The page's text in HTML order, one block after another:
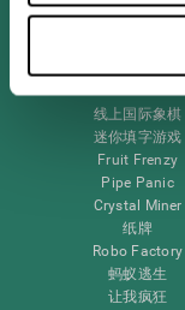
感知
线上国际象棋
迷你填字游戏
Fruit Frenzy
Pipe Panic
Crystal Miner
纸牌
Robo Factory
蚂蚁逃生
让我疯狂